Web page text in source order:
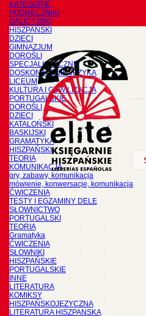
KATEGORIE
PODRĘCZNIKI
GALICYJSKI
HISZPAŃSKI
DZIECI
GIMNAZJUM
DOROŚLI
SPECJALISTYCZNE
DOSKONALENIE JĘZYKA
LICEUM
KULTURA I CYWILIZACJA
PORTUGALSKIE
DOROŚLI
DZIECI
KATALOŃSKI
BASKIJSKI
GRAMATYKA
HISZPAŃSKI
TEORIA
KOMUNIKACJA
gry, zabawy, komunikacja
mówienie, konwersacje, komunikacja
ĆWICZENIA
TESTY I EGZAMINY DELE
SŁOWNICTWO
PORTUGALSKI
TEORIA
Gramatyka
ĆWICZENIA
SŁOWNIKI
HISZPAŃSKIE
PORTUGALSKIE
INNE
LITERATURA
KOMIKSY
HISZPAŃSKOJĘZYCZNA
LITERATURA HISZPANSKA